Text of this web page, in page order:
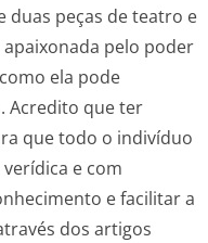
duas peças de teatro e
pelo poder
ela pode
Acredito que ter
que todo o indivíduo
e com
e facilitar a
dos artigos